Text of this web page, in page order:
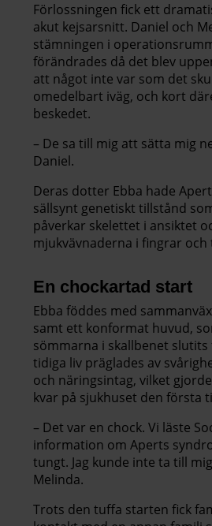
Förlossningen fick ett
akut kejsarsnitt. Daniel och
stämningen i
förändrades då det blev
att något inte var som det
omedelbart iväg, och kort
beskedet.
– De sa till mig att sätta mig
Daniel.
Deras dotter Ebba hade
sällsynt genetiskt tillstånd
påverkar skelettet i ansiktet
mjukvävnaderna i fingrar och
En chockartad start
Ebba föddes med
samt ett konformat huvud,
sömmarna i skallbenet
tidiga liv präglades av
och näringsintag, vilket
kvar på sjukhuset den första
– Det var en chock. Vi läste
information om Aperts
tungt. Jag kunde inte ta till
Melinda.
Trots den tuffa starten fick